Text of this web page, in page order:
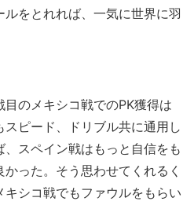
をとれれば、一気に世界に羽
のメキシコ戦でのPK獲得は
ピード、ドリブル共に通用し
スペイン戦はもっと自信をも
った。そう思わせてくれるく
シコ戦でもファウルをもらい